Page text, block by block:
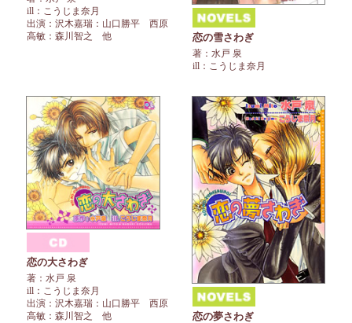
ill：こうじま奈月
出演：沢木嘉瑞：山口勝平 西原
高敏：森川智之 他
恋の雪さわぎ
著：水戸 泉
ill：こうじま奈月
恋の大さわぎ
著：水戸 泉
ill：こうじま奈月
出演：沢木嘉瑞：山口勝平 西原
高敏：森川智之 他
恋の夢さわぎ